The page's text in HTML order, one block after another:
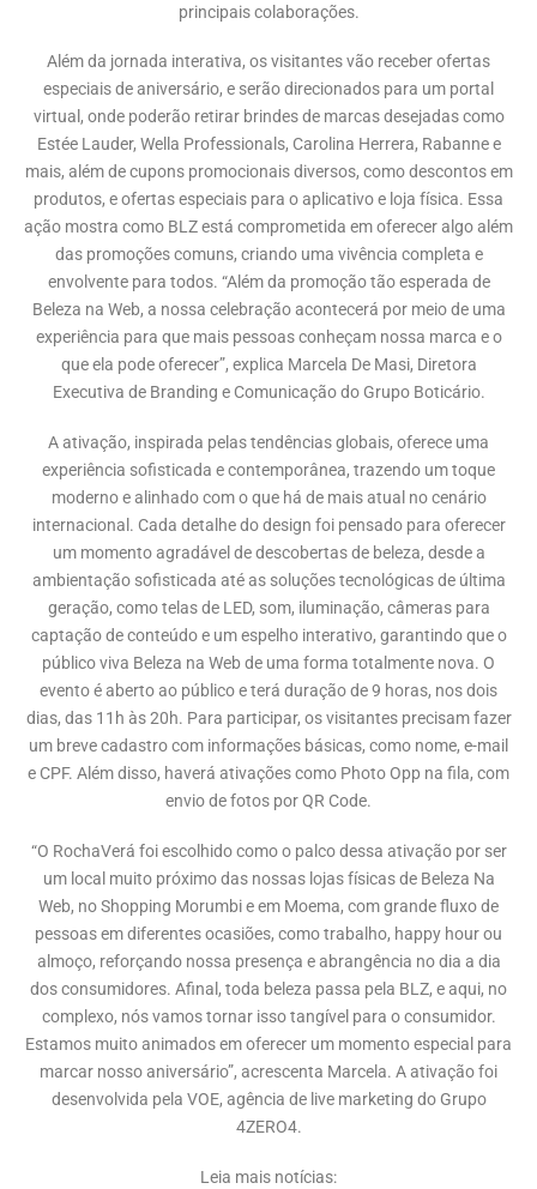
principais colaborações.
Além da jornada interativa, os visitantes vão receber ofertas
especiais de aniversário, e serão direcionados para um portal
virtual, onde poderão retirar brindes de marcas desejadas como
Estée Lauder, Wella Professionals, Carolina Herrera, Rabanne e
mais, além de cupons promocionais diversos, como descontos em
produtos, e ofertas especiais para o aplicativo e loja física. Essa
ação mostra como BLZ está comprometida em oferecer algo além
das promoções comuns, criando uma vivência completa e
envolvente para todos. “Além da promoção tão esperada de
Beleza na Web, a nossa celebração acontecerá por meio de uma
experiência para que mais pessoas conheçam nossa marca e o
que ela pode oferecer”, explica Marcela De Masi, Diretora
Executiva de Branding e Comunicação do Grupo Boticário.
A ativação, inspirada pelas tendências globais, oferece uma
experiência sofisticada e contemporânea, trazendo um toque
moderno e alinhado com o que há de mais atual no cenário
internacional. Cada detalhe do design foi pensado para oferecer
um momento agradável de descobertas de beleza, desde a
ambientação sofisticada até as soluções tecnológicas de última
geração, como telas de LED, som, iluminação, câmeras para
captação de conteúdo e um espelho interativo, garantindo que o
público viva Beleza na Web de uma forma totalmente nova. O
evento é aberto ao público e terá duração de 9 horas, nos dois
dias, das 11h às 20h. Para participar, os visitantes precisam fazer
um breve cadastro com informações básicas, como nome, e-mail
e CPF. Além disso, haverá ativações como Photo Opp na fila, com
envio de fotos por QR Code.
“O RochaVerá foi escolhido como o palco dessa ativação por ser
um local muito próximo das nossas lojas físicas de Beleza Na
Web, no Shopping Morumbi e em Moema, com grande fluxo de
pessoas em diferentes ocasiões, como trabalho, happy hour ou
almoço, reforçando nossa presença e abrangência no dia a dia
dos consumidores. Afinal, toda beleza passa pela BLZ, e aqui, no
complexo, nós vamos tornar isso tangível para o consumidor.
Estamos muito animados em oferecer um momento especial para
marcar nosso aniversário”, acrescenta Marcela. A ativação foi
desenvolvida pela VOE, agência de live marketing do Grupo
4ZERO4.
Leia mais notícias: